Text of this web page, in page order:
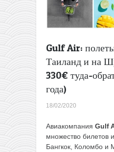
сторону
Gulf Air:
Таиланд и на
330€ туда-
года)
18/02/2020
Авиакомпания Gulf
множество билетов
Бангкок, Коломбо и